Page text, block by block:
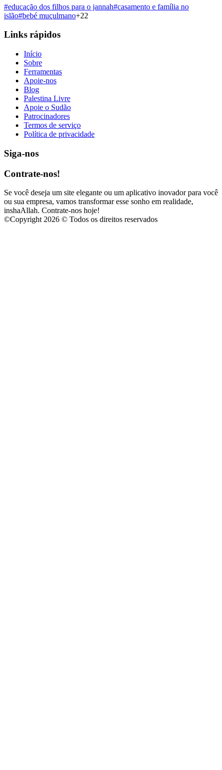
#educação dos filhos para o jannah#casamento e família no
islão#bebé muçulmano+22
Links rápidos
Início
Sobre
Ferramentas
Apoie-nos
Blog
Palestina Livre
Apoie o Sudão
Patrocinadores
Termos de serviço
Política de privacidade
Siga-nos
Contrate-nos!
Se você deseja um site elegante ou um aplicativo inovador para você
ou sua empresa, vamos transformar esse sonho em realidade,
inshaAllah. Contrate-nos hoje!
©Copyright 2026 © Todos os direitos reservados